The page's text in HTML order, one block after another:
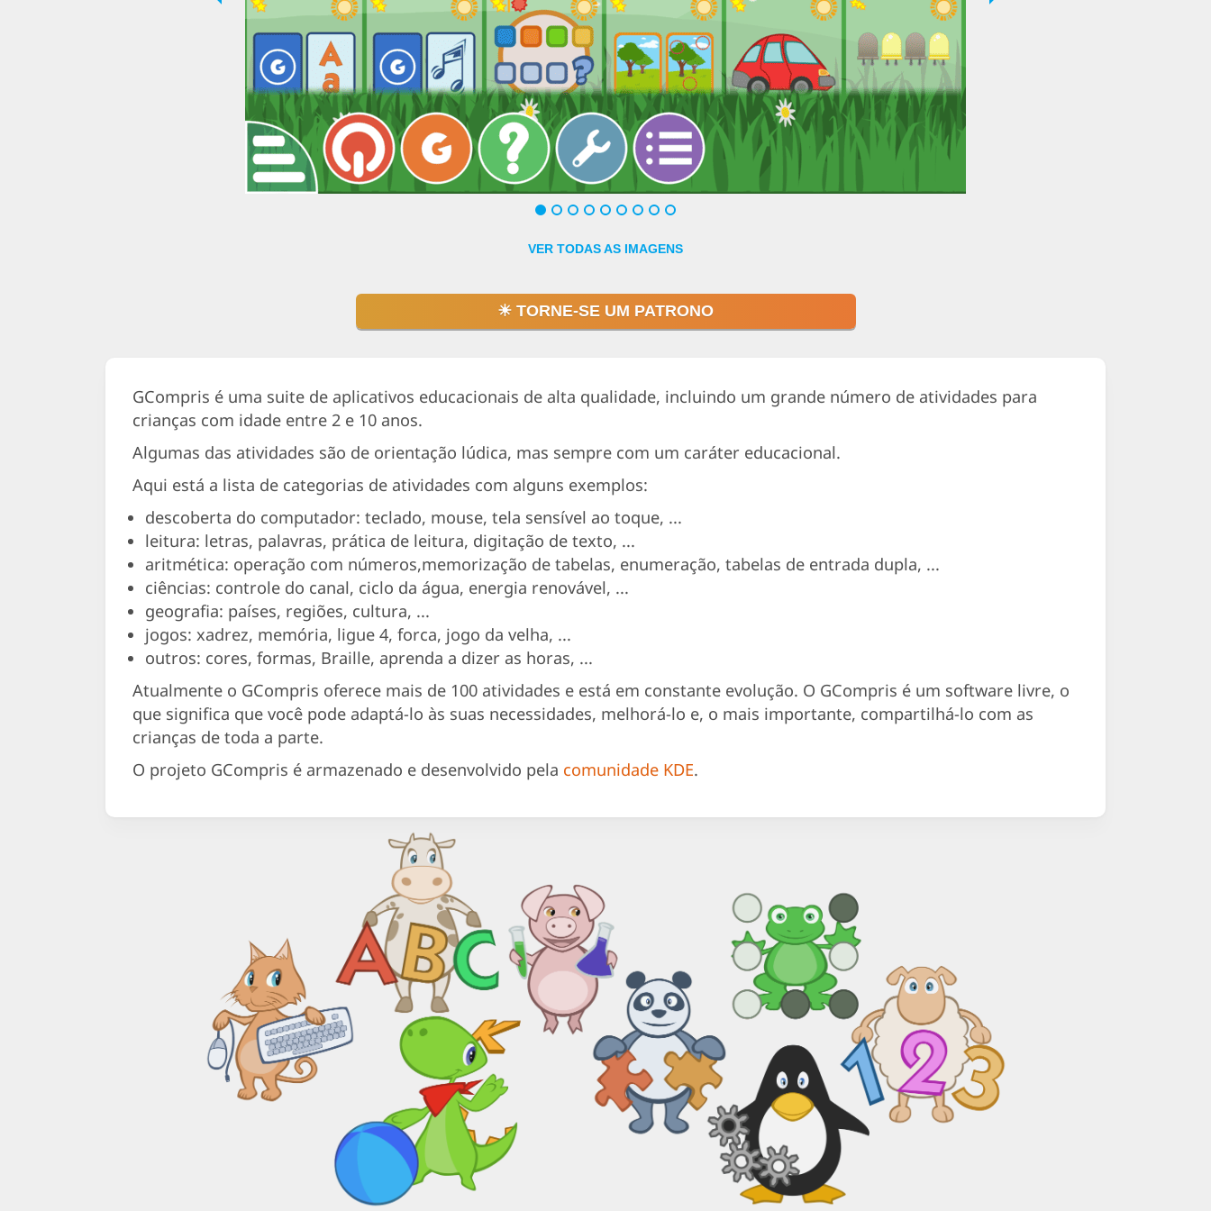
Clique ou toque
VER TODAS AS IMAGENS
☀ TORNE-SE UM PATRONO
GCompris é uma suite de aplicativos educacionais de alta qualidade, incluindo um grande número de atividades para
crianças com idade entre 2 e 10 anos.
Algumas das atividades são de orientação lúdica, mas sempre com um caráter educacional.
Aqui está a lista de categorias de atividades com alguns exemplos:
descoberta do computador: teclado, mouse, tela sensível ao toque, ...
leitura: letras, palavras, prática de leitura, digitação de texto, ...
aritmética: operação com números,memorização de tabelas, enumeração, tabelas de entrada dupla, ...
ciências: controle do canal, ciclo da água, energia renovável, ...
geografia: países, regiões, cultura, ...
jogos: xadrez, memória, ligue 4, forca, jogo da velha, ...
outros: cores, formas, Braille, aprenda a dizer as horas, ...
Atualmente o GCompris oferece mais de 100 atividades e está em constante evolução. O GCompris é um software livre, o
que significa que você pode adaptá-lo às suas necessidades, melhorá-lo e, o mais importante, compartilhá-lo com as
crianças de toda a parte.
O projeto GCompris é armazenado e desenvolvido pela comunidade KDE.